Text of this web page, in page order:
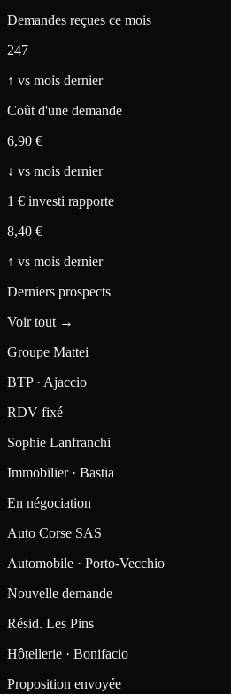
Demandes reçues ce mois
247
↑ vs mois dernier
Coût d'une demande
6,90 €
↓ vs mois dernier
1 € investi rapporte
8,40 €
↑ vs mois dernier
Derniers prospects
Voir tout →
Groupe Mattei
BTP · Ajaccio
RDV fixé
Sophie Lanfranchi
Immobilier · Bastia
En négociation
Auto Corse SAS
Automobile · Porto-Vecchio
Nouvelle demande
Résid. Les Pins
Hôtellerie · Bonifacio
Proposition envoyée